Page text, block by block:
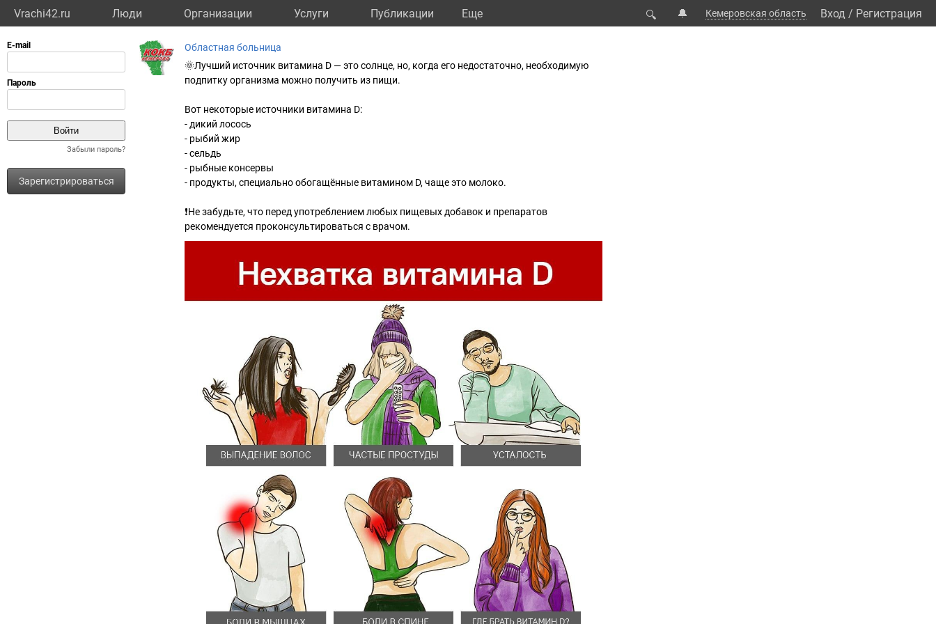
Vrachi42.ru Люди Организации Услуги Публикации Eще 🔍 🔔 Кемеровская область Вход / Регистрация
Забыли пароль?
Зарегистрироваться
Областная больница
🌞Лучший источник витамина D — это солнце, но, когда его недостаточно, необходимую
подпитку организма можно получить из пищи.
Вот некоторые источники витамина D:
- дикий лосось
- рыбий жир
- сельдь
- рыбные консервы
- продукты, специально обогащённые витамином D, чаще это молоко.
❗️Не забудьте, что перед употреблением любых пищевых добавок и препаратов
рекомендуется проконсультироваться с врачом.